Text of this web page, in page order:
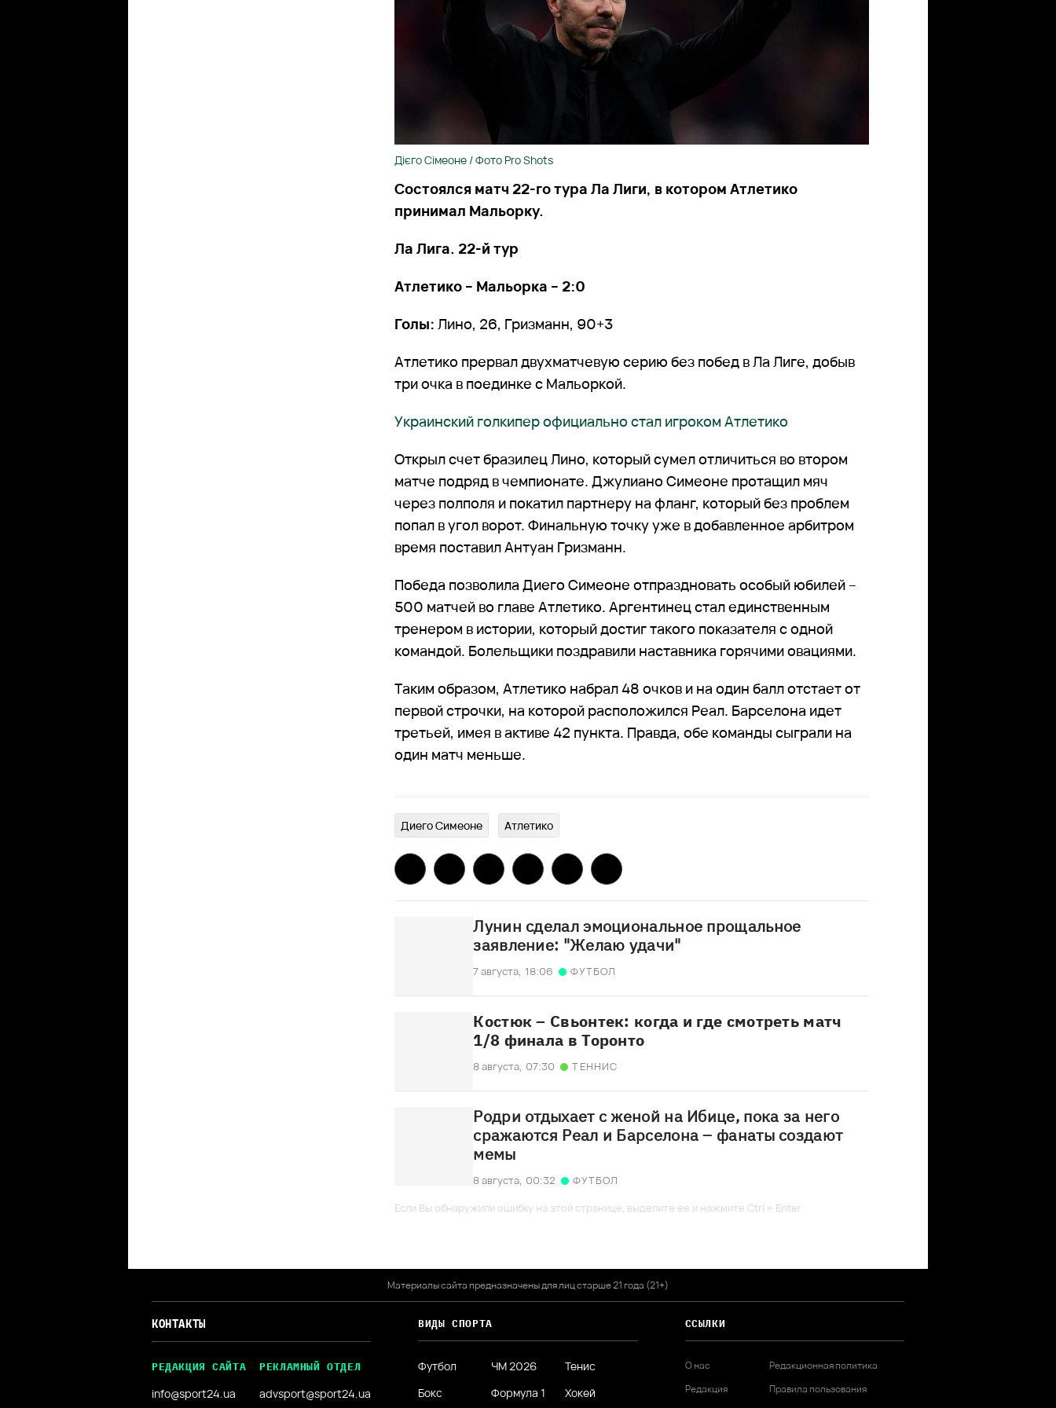
Дієго Сімеоне / Фото Pro Shots
Состоялся матч 22-го тура Ла Лиги, в котором Атлетико
принимал Мальорку.
Ла Лига. 22-й тур
Атлетико – Мальорка – 2:0
Голы: Лино, 26, Гризманн, 90+3
Атлетико прервал двухматчевую серию без побед в Ла Лиге, добыв
три очка в поединке с Мальоркой.
Украинский голкипер официально стал игроком Атлетико
Открыл счет бразилец Лино, который сумел отличиться во втором
матче подряд в чемпионате. Джулиано Симеоне протащил мяч
через полполя и покатил партнеру на фланг, который без проблем
попал в угол ворот. Финальную точку уже в добавленное арбитром
время поставил Антуан Гризманн.
Победа позволила Диего Симеоне отпраздновать особый юбилей –
500 матчей во главе Атлетико. Аргентинец стал единственным
тренером в истории, который достиг такого показателя с одной
командой. Болельщики поздравили наставника горячими овациями.
Таким образом, Атлетико набрал 48 очков и на один балл отстает от
первой строчки, на которой расположился Реал. Барселона идет
третьей, имея в активе 42 пункта. Правда, обе команды сыграли на
один матч меньше.
Диего Симеоне Атлетико
Лунин сделал эмоциональное прощальное
заявление: "Желаю удачи"
7 августа, 18:06 ФУТБОЛ
Костюк – Свьонтек: когда и где смотреть матч
1/8 финала в Торонто
8 августа, 07:30 ТЕННИС
Родри отдыхает с женой на Ибице, пока за него
сражаются Реал и Барселона – фанаты создают
мемы
8 августа, 00:32
ФУТБОЛ
Если Вы обнаружили ошибку на этой странице, выделите ее и нажмите Ctrl + Enter
Материалы сайта предназначены для лиц старше 21 года (21+)
КОНТАКТЫ
РЕДАКЦИЯ САЙТА
info@sport24.ua
РЕКЛАМНЫЙ ОТДЕЛ
advsport@sport24.ua
ВИДЫ СПОРТА
Футбол ЧМ 2026
Тенис
Бокс
Формула 1 Хокей
ССЫЛКИ
О нас
Редакция
Редакционная политика
Правила пользования